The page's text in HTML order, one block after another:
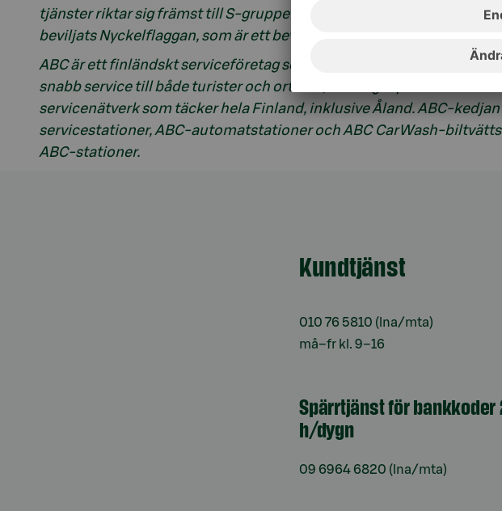
tjänster riktar sig främst till S-gruppens och LokalTapiola-gruppens
beviljats Nyckelflaggan, som är ett bevis på inhemskt ursprung.
ABC är ett finländskt serviceföretag som ingår i S-gruppen.
snabb service till både turister och ortsbor, alla dagar på året. ABC
servicenätverk som täcker hela Finland, inklusive Åland. ABC-kedjan
servicestationer, ABC-automatstationer och ABC CarWash-
ABC-stationer.
Kundtjänst
010 76 5810 (lna/mta)
må–fr kl. 9–16
Spärrtjänst för bankkoder
h/dygn
09 6964 6820 (lna/mta)